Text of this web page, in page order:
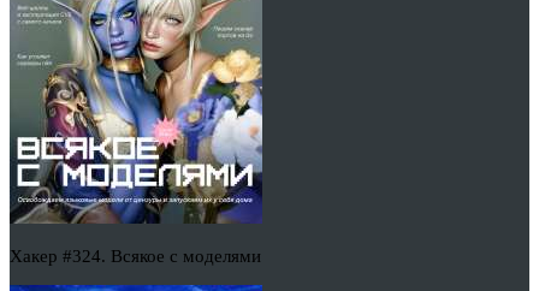
Хакер #324. Всякое с моделями